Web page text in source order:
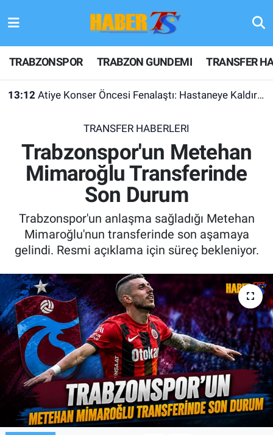
TRABZONSPOR TRABZON GUNDEMI TRANSFER
13:12 Atiye Konser Öncesi Fenalaştı: Hastaneye Kaldırıldı
TRANSFER HABERLERI
Trabzonspor'un Metehan
Mimaroğlu Transferinde
Son Durum
Trabzonspor'un anlaşma sağladığı Metehan
Mimaroğlu'nun transferinde son aşamaya
gelindi. Resmi açıklama için süreç bekleniyor.
TRABZONSPOR
TRABZON GUNDEMI
KULİS MEYDANI
1461 TRABZON
FUTBOL
TV VE SİNEMA
BASKETBOL
SAĞLIK
GENEL
KÜLTÜR SANAT
Hava Durumu
Trafik Durumu
Son Dakika Haberleri
Haber Arşivi